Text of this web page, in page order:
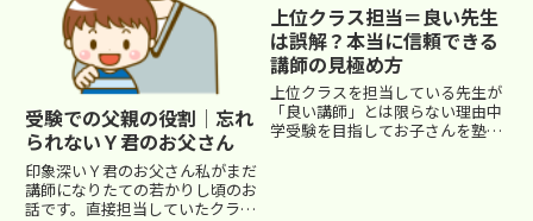
受験での父親の役割│忘れ
られないＹ君のお父さん
印象深いＹ君のお父さん私がまだ
講師になりたての若かりし頃のお
話です。直接担当していたクラス
上位クラス担当＝良い先生
は誤解？本当に信頼できる
講師の見極め方
上位クラスを担当している先生が
「良い講師」とは限らない理由中
学受験を目指してお子さんを塾に